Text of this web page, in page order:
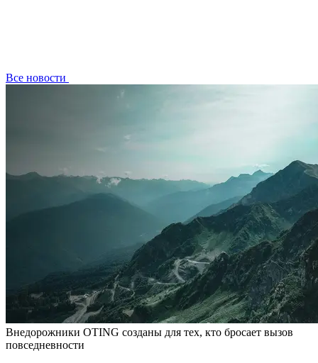
Все новости
Внедорожники OTING созданы для тех, кто бросает вызов
повседневности